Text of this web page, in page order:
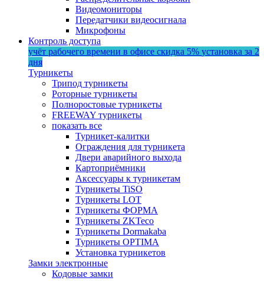
Видеомониторы
Передатчики видеосигнала
Микрофоны
Контроль доступа
учёт рабочего времени в офисе скидка 5% установка за 2
дня
Турникеты
Трипод турникеты
Роторные турникеты
Полноростовые турникеты
FREEWAY турникеты
показать все
Турникет-калитки
Ограждения для турникета
Двери аварийного выхода
Картоприёмники
Аксессуары к турникетам
Турникеты TiSO
Турникеты LOT
Турникеты ФОРМА
Турникеты ZKTeco
Турникеты Dormakaba
Турникеты OPTIMA
Установка турникетов
Замки электронные
Кодовые замки